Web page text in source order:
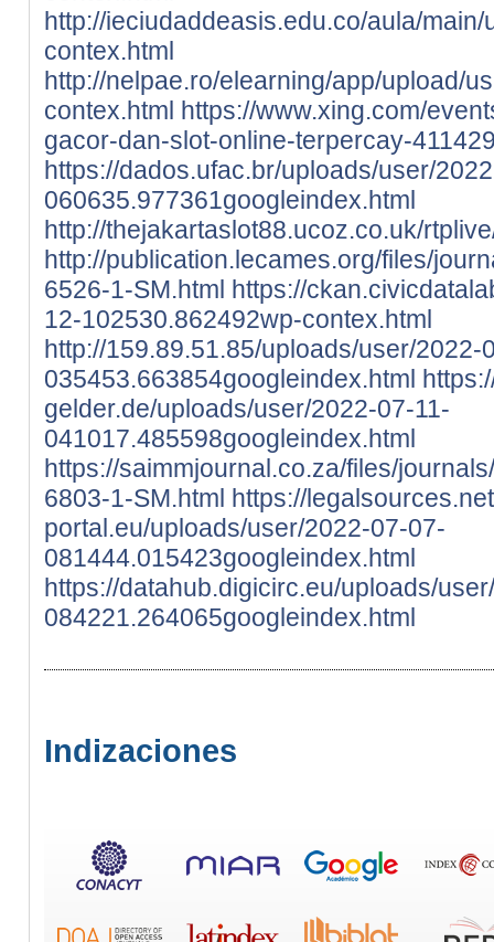
http://ieciudaddeasis.edu.co/aula/
contex.html
http://nelpae.ro/elearning/app/upload/
contex.html https://www.xing.com/
gacor-dan-slot-online-terpercay-
https://dados.ufac.br/uploads/user/
060635.977361googleindex.html
http://thejakartaslot88.ucoz.co.uk/
http://publication.lecames.org/files/
6526-1-SM.html https://
12-102530.862492wp-contex.html
http://159.89.51.85/uploads/user/2022-
035453.663854googleindex.html
gelder.de/uploads/user/2022-07-11-
041017.485598googleindex.html
https://saimmjournal.co.za/files/
6803-1-SM.html https://
portal.eu/uploads/user/2022-07-07-
081444.015423googleindex.html
https://datahub.digicirc.eu/uploads/
084221.264065googleindex.html
Indizaciones